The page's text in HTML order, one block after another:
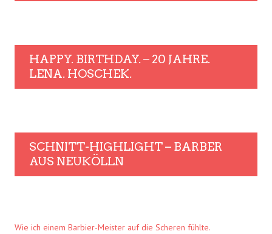
HAPPY. BIRTHDAY. – 20 JAHRE.
LENA. HOSCHEK.
SCHNITT-HIGHLIGHT – BARBER
AUS NEUKÖLLN
Wie ich einem Barbier-Meister auf die Scheren fühlte.